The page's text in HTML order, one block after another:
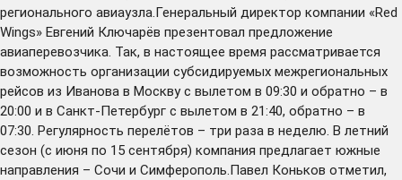
регионального авиаузла.Генеральный директор компании «Red
Wings» Евгений Ключарёв презентовал предложение
авиаперевозчика. Так, в настоящее время рассматривается
возможность организации субсидируемых межрегиональных
рейсов из Иванова в Москву с вылетом в 09:30 и обратно – в
20:00 и в Санкт-Петербург с вылетом в 21:40, обратно – в
07:30. Регулярность перелётов – три раза в неделю. В летний
сезон (с июня по 15 сентября) компания предлагает южные
направления – Сочи и Симферополь.Павел Коньков отметил,